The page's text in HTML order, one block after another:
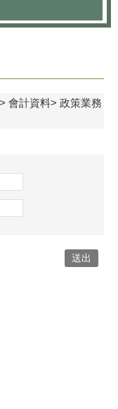
會計資料
政策業務